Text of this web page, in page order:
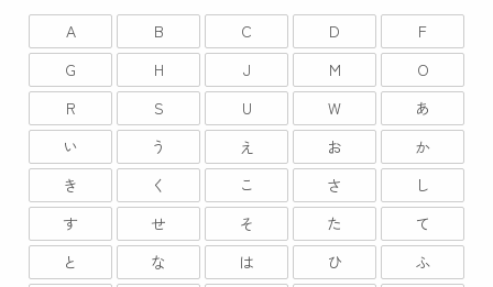
A B C D
F
G
H J M
O
R
S U W
あ
い
う え お
か
き
く こ さ
し
す
せ そ た
て
と
な は ひ
ふ